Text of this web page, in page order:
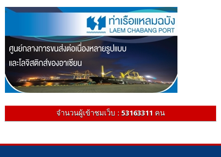
จำนวนผู้เข้าชมเว็บ : 53163311 คน